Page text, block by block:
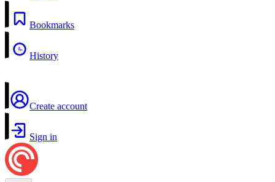
Bookmarks
History
Create account
Sign in